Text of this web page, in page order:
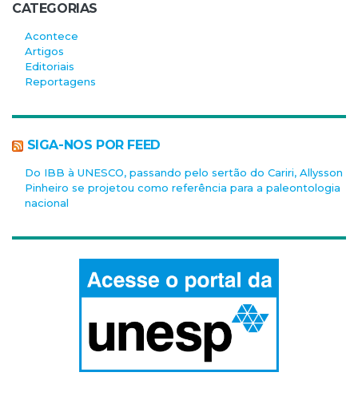
CATEGORIAS
Acontece
Artigos
Editoriais
Reportagens
SIGA-NOS POR FEED
Do IBB à UNESCO, passando pelo sertão do Cariri, Allysson
Pinheiro se projetou como referência para a paleontologia
nacional